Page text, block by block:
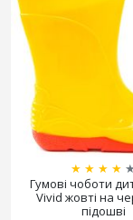
★ ★ ★ ★
Гумові чоботи
Vivid жовті на
підошві